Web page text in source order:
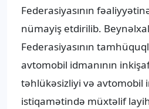
Federasiyasının
nümayiş etdirilib.
Federasiyasının
avtomobil idmanının
təhlükəsizliyi və avtomobil
istiqamətində müxtəlif